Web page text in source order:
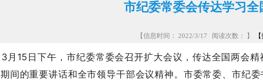
市纪委常委会传达学习全
【信息时间： 2022/3/17 阅读次数： 】
3月15日下午，市纪委常委会召开扩大会议，传达全国两会
期间的重要讲话和全市领导干部会议精神。市委常委、市纪